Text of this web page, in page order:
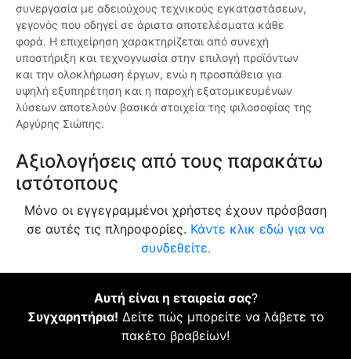
συνεργασία με αδειούχους τεχνικούς εγκαταστάσεων,
γεγονός που οδηγεί σε άριστα αποτελέσματα κάθε
φορά. Η επιχείρηση χαρακτηρίζεται από συνεχή
υποστήριξη και τεχνογνωσία στην επιλογή προϊόντων
και την ολοκλήρωση έργων, ενώ η προσπάθεια για
υψηλή εξυπηρέτηση και η παροχή εξατομικευμένων
λύσεων αποτελούν βασικά στοιχεία της φιλοσοφίας της
Αργύρης Σιώπης.
Αξιολογήσεις από τους παρακάτω
ιστότοπους
Μόνο οι εγγεγραμμένοι χρήστες έχουν πρόσβαση
σε αυτές τις πληροφορίες. Κάντε κλικ εδώ για να
συνδεθείτε.
Αυτή είναι η εταιρεία σας?
Συγχαρητήρια! Δείτε πώς μπορείτε να λάβετε το
πακέτο βραβείων!